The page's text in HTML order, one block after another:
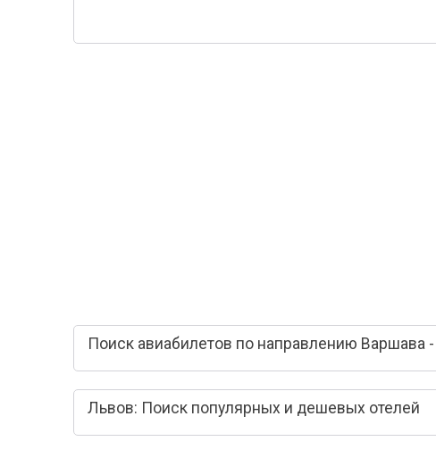
Поиск авиабилетов по направлению Варшава
Львов: Поиск популярных и дешевых отелей